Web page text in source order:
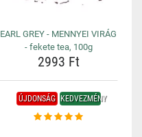
EARL GREY - MENNYEI VIRÁG
- fekete tea, 100g
2993 Ft
ÚJDONSÁG KEDVEZMÉNY